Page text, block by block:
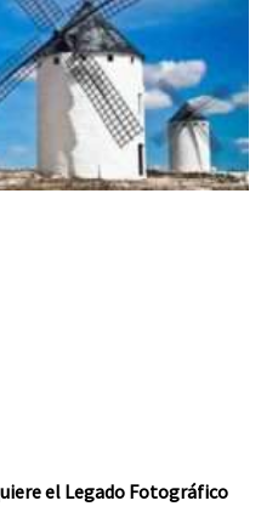
el Legado Fotográfico